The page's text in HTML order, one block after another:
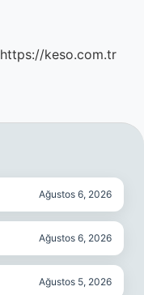
https://keso.com.tr
Ağustos 6, 2026
Ağustos 6, 2026
Ağustos 5, 2026